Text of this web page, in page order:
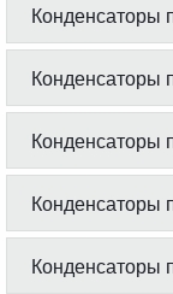
Конденсаторы
Конденсаторы
Конденсаторы
Конденсаторы